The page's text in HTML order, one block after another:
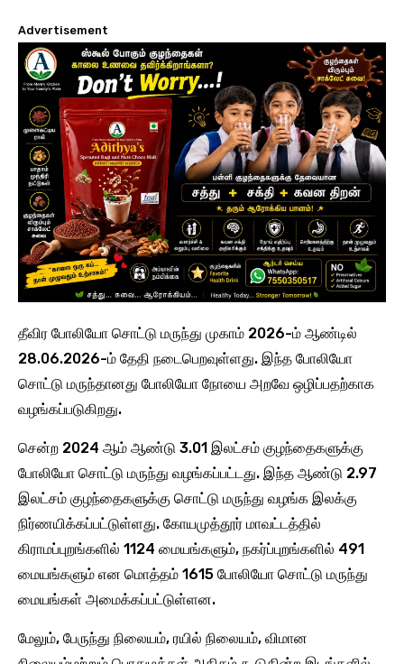
Advertisement
தீவிர போலியோ சொட்டு மருந்து முகாம் 2026-ம் ஆண்டில்
28.06.2026-ம் தேதி நடைபெறவுள்ளது. இந்த போலியோ
சொட்டு மருந்தானது போலியோ நோயை அறவே ஒழிப்பதற்காக
வழங்கப்படுகிறது.
சென்ற 2024 ஆம் ஆண்டு 3.01 இலட்சம் குழந்தைகளுக்கு
போலியோ சொட்டு மருந்து வழங்கப்பட்டது. இந்த ஆண்டு 2.97
இலட்சம் குழந்தைகளுக்கு சொட்டு மருந்து வழங்க இலக்கு
நிர்ணயிக்கப்பட்டுள்ளது. கோயமுத்தூர் மாவட்டத்தில்
கிராமப்புறங்களில் 1124 மையங்களும், நகர்ப்புறங்களில் 491
மையங்களும் என மொத்தம் 1615 போலியோ சொட்டு மருந்து
மையங்கள் அமைக்கப்பட்டுள்ளன.
மேலும், பேருந்து நிலையம், ரயில் நிலையம், விமான